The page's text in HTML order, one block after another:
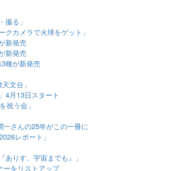
る」
カメラで火球をゲット」
新発売
新発売
種が新発売
文台」
4月13日スタート
祝う会」
さんの25年がこの一冊に
レポート」
りす、宇宙までも』」
ーをリストアップ